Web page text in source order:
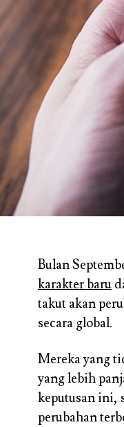
Bulan
karakter baru
takut akan
secara global.
Mereka yang
yang lebih
keputusan ini,
perubahan